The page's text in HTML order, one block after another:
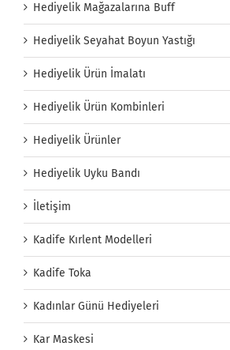
Hediyelik Mağazalarına Buff
Hediyelik Seyahat Boyun Yastığı
Hediyelik Ürün İmalatı
Hediyelik Ürün Kombinleri
Hediyelik Ürünler
Hediyelik Uyku Bandı
İletişim
Kadife Kırlent Modelleri
Kadife Toka
Kadınlar Günü Hediyeleri
Kar Maskesi